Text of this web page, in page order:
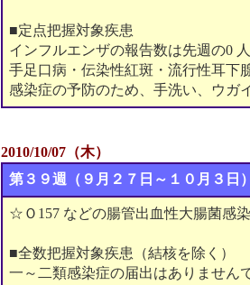
■定点把握対象疾患
インフルエンザの報告数は先週の0
手足口病・伝染性紅斑・流行性耳下
感染症の予防のため、手洗い、ウガ
2010/10/07（木）
第３９週（９月２７日～１０月３日）
☆Ｏ157 などの腸管出血性大腸菌感
■全数把握対象疾患（結核を除く）
一～二類感染症の届出はありません